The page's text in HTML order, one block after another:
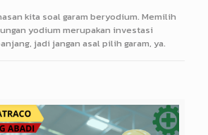
kita soal garam beryodium. Memilih
yodium merupakan investasi
jadi jangan asal pilih garam, ya.